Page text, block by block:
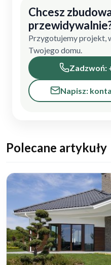
Chcesz
Przygotujemy projekt,
Twojego domu.
Zadzwoń:
Napisz:
Polecane artykuły